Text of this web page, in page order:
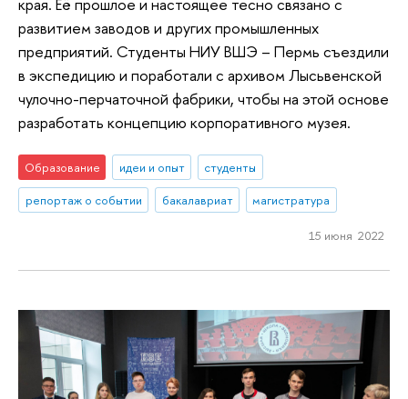
края. Её прошлое и настоящее тесно связано с
развитием заводов и других промышленных
предприятий. Студенты НИУ ВШЭ – Пермь съездили
в экспедицию и поработали с архивом Лысьвенской
чулочно-перчаточной фабрики, чтобы на этой основе
разработать концепцию корпоративного музея.
Образование идеи и опыт
студенты
репортаж о событии
бакалавриат магистратура
15 июня 2022